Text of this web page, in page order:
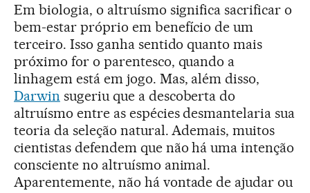
Em biologia, o altruísmo significa sacrificar o
bem-estar próprio em benefício de um
terceiro. Isso ganha sentido quanto mais
próximo for o parentesco, quando a
linhagem está em jogo. Mas, além disso,
Darwin sugeriu que a descoberta do
altruísmo entre as espécies desmantelaria sua
teoria da seleção natural. Ademais, muitos
cientistas defendem que não há uma intenção
consciente no altruísmo animal.
Aparentemente, não há vontade de ajudar ou